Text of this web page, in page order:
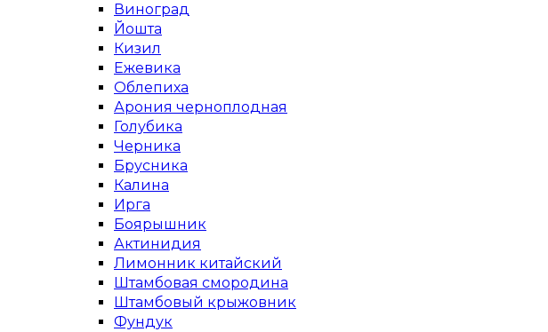
Виноград
Йошта
Кизил
Ежевика
Облепиха
Арония черноплодная
Голубика
Черника
Брусника
Калина
Ирга
Боярышник
Актинидия
Лимонник китайский
Штамбовая смородина
Штамбовый крыжовник
Фундук